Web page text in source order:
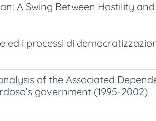
A Swing Between Hostility
ed i processi di
of the Associated
government (1995-2002)